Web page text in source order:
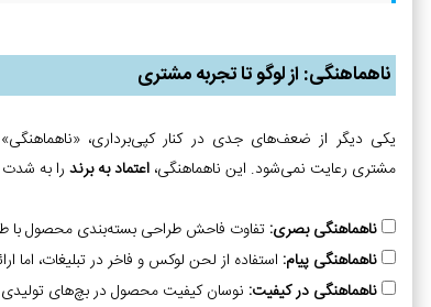
ناهماهنگی: از لوگو تا تجربه مشتری
یکی دیگر از ضعف‌های جدی در کنار کپی‌برداری،
مشتری رعایت نمی‌شود. این ناهماهنگی، اعتماد به برند را به
ناهماهنگی بصری: تفاوت فاحش طراحی بسته‌بندی محصول با
ناهماهنگی پیام: استفاده از لحن لوکس و فاخر در تبلیغات،
ناهماهنگی در کیفیت: نوسان کیفیت محصول در بچ‌های تولیدی